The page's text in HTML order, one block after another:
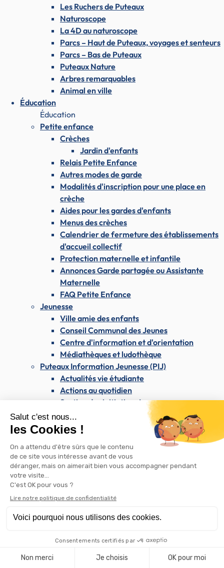
Les Ruchers de Puteaux
Naturoscope
La 4D au naturoscope
Parcs – Haut de Puteaux, voyages et senteurs
Parcs – Bas de Puteaux
Puteaux Nature
Arbres remarquables
Animal en ville
Éducation
Éducation
Petite enfance
Crèches
Jardin d'enfants
Relais Petite Enfance
Autres modes de garde
Modalités d'inscription pour une place en
crèche
Aides pour les gardes d'enfants
Menus des crèches
Calendrier de fermeture des établissements
d'accueil collectif
Protection maternelle et infantile
Annonces Garde partagée ou Assistante
Maternelle
FAQ Petite Enfance
Jeunesse
Ville amie des enfants
Conseil Communal des Jeunes
Centre d'information et d'orientation
Médiathèques et ludothèque
Puteaux Information Jeunesse (PIJ)
Actualités vie étudiante
Actions au quotidien
Soutien des initiatives jeunesse
Label Eurodesk
Services Baby-sitting et cours particuliers
Vie scolaire
Écoles
Inscriptions scolaires
Restauration scolaire et ateliers du midi
Accueils du matin et du soir, études surveillées
Aides matérielles et financières
Programme Numérique École